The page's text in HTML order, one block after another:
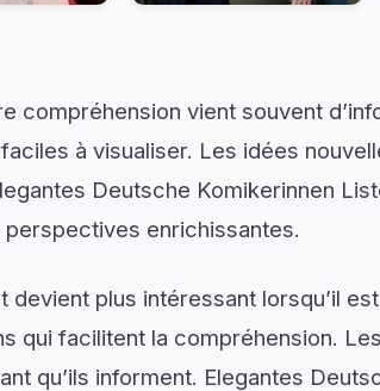
compréhension vient souvent
à visualiser. Les idées
Deutsche Komikerinnen
enrichissantes.
devient plus intéressant lorsqu’il
qui facilitent la compréhension.
qu’ils informent. Elegantes